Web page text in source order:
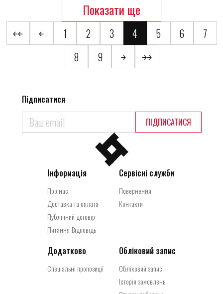
Показати ще
￩￩ ￩ 1 2 3 4 5 6
7
8
9 ￫ ￫￫
Інформація
Про нас
Доставка та оплата
Публічний договір
Питання-Відповідь
Сервісні служби
Повернення
Контакти
Додатково
Спеціальні пропозиції
Обліковий запис
Обліковий запис
Історія замовлень
Підписатися
ПІДПИСАТИСЯ